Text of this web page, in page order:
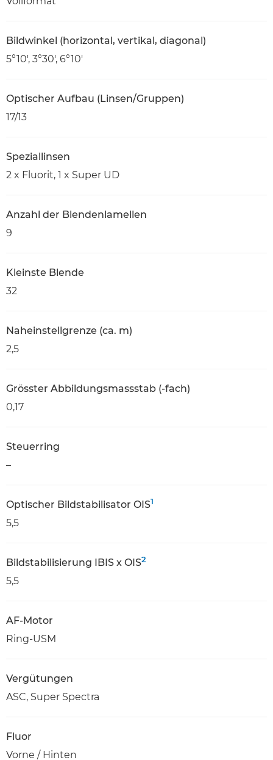
Bildwinkel (horizontal, vertikal, diagonal)
5°10', 3°30', 6°10'
Optischer Aufbau (Linsen/Gruppen)
17/13
Speziallinsen
2 x Fluorit, 1 x Super UD
Anzahl der Blendenlamellen
9
Kleinste Blende
32
Naheinstellgrenze (ca. m)
2,5
Grösster Abbildungsmassstab (-fach)
0,17
Steuerring
–
Optischer Bildstabilisator OIS1
5,5
Bildstabilisierung IBIS x OIS2
5,5
AF-Motor
Ring-USM
Vergütungen
ASC, Super Spectra
Fluor
Vorne / Hinten